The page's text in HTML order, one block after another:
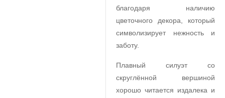
благодаря наличию
цветочного декора, который
символизирует нежность и
заботу.
Плавный силуэт со
скруглённой вершиной
хорошо читается издалека и